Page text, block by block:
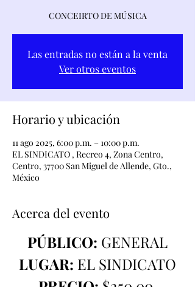
CONCEIRTO DE MÚSICA
Las entradas no están a la venta
Ver otros eventos
Horario y ubicación
11 ago 2025, 6:00 p.m. – 10:00 p.m.
EL SINDICATO , Recreo 4, Zona Centro,
Centro, 37700 San Miguel de Allende, Gto.,
México
Acerca del evento
PÚBLICO: GENERAL
LUGAR: EL SINDICATO